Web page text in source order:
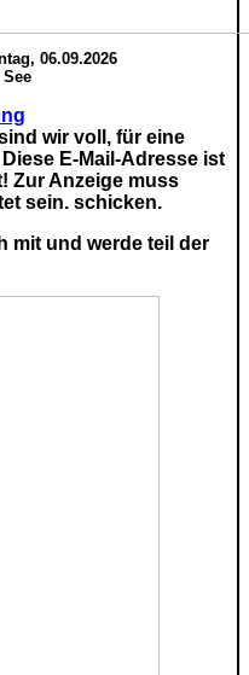
06.09.2026
wir voll, für eine
Diese E-Mail-Adresse ist
Zur Anzeige muss
sein. schicken.
mit und werde teil der